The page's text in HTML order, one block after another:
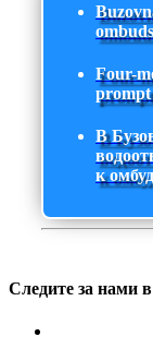
Four-
prompt
В
к
Следите за нами